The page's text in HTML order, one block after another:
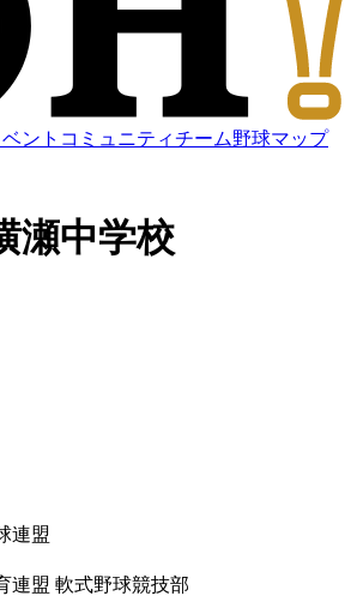
ント コミュニティチーム野球マップ
瀬中学校
連盟
連盟 軟式野球競技部